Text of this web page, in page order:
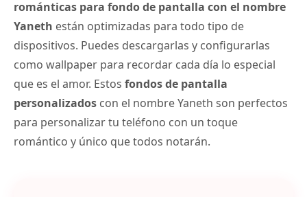
románticas para fondo de pantalla con el nombre
Yaneth están optimizadas para todo tipo de
dispositivos. Puedes descargarlas y configurarlas
como wallpaper para recordar cada día lo especial
que es el amor. Estos fondos de pantalla
personalizados con el nombre Yaneth son perfectos
para personalizar tu teléfono con un toque
romántico y único que todos notarán.